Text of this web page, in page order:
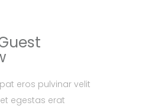
eros pulvinar velit
egestas erat